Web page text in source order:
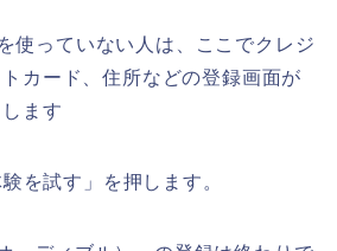
使っていない人は、ここでクレジ
カード、住所などの登録画面が
ます
を試す」を押します。